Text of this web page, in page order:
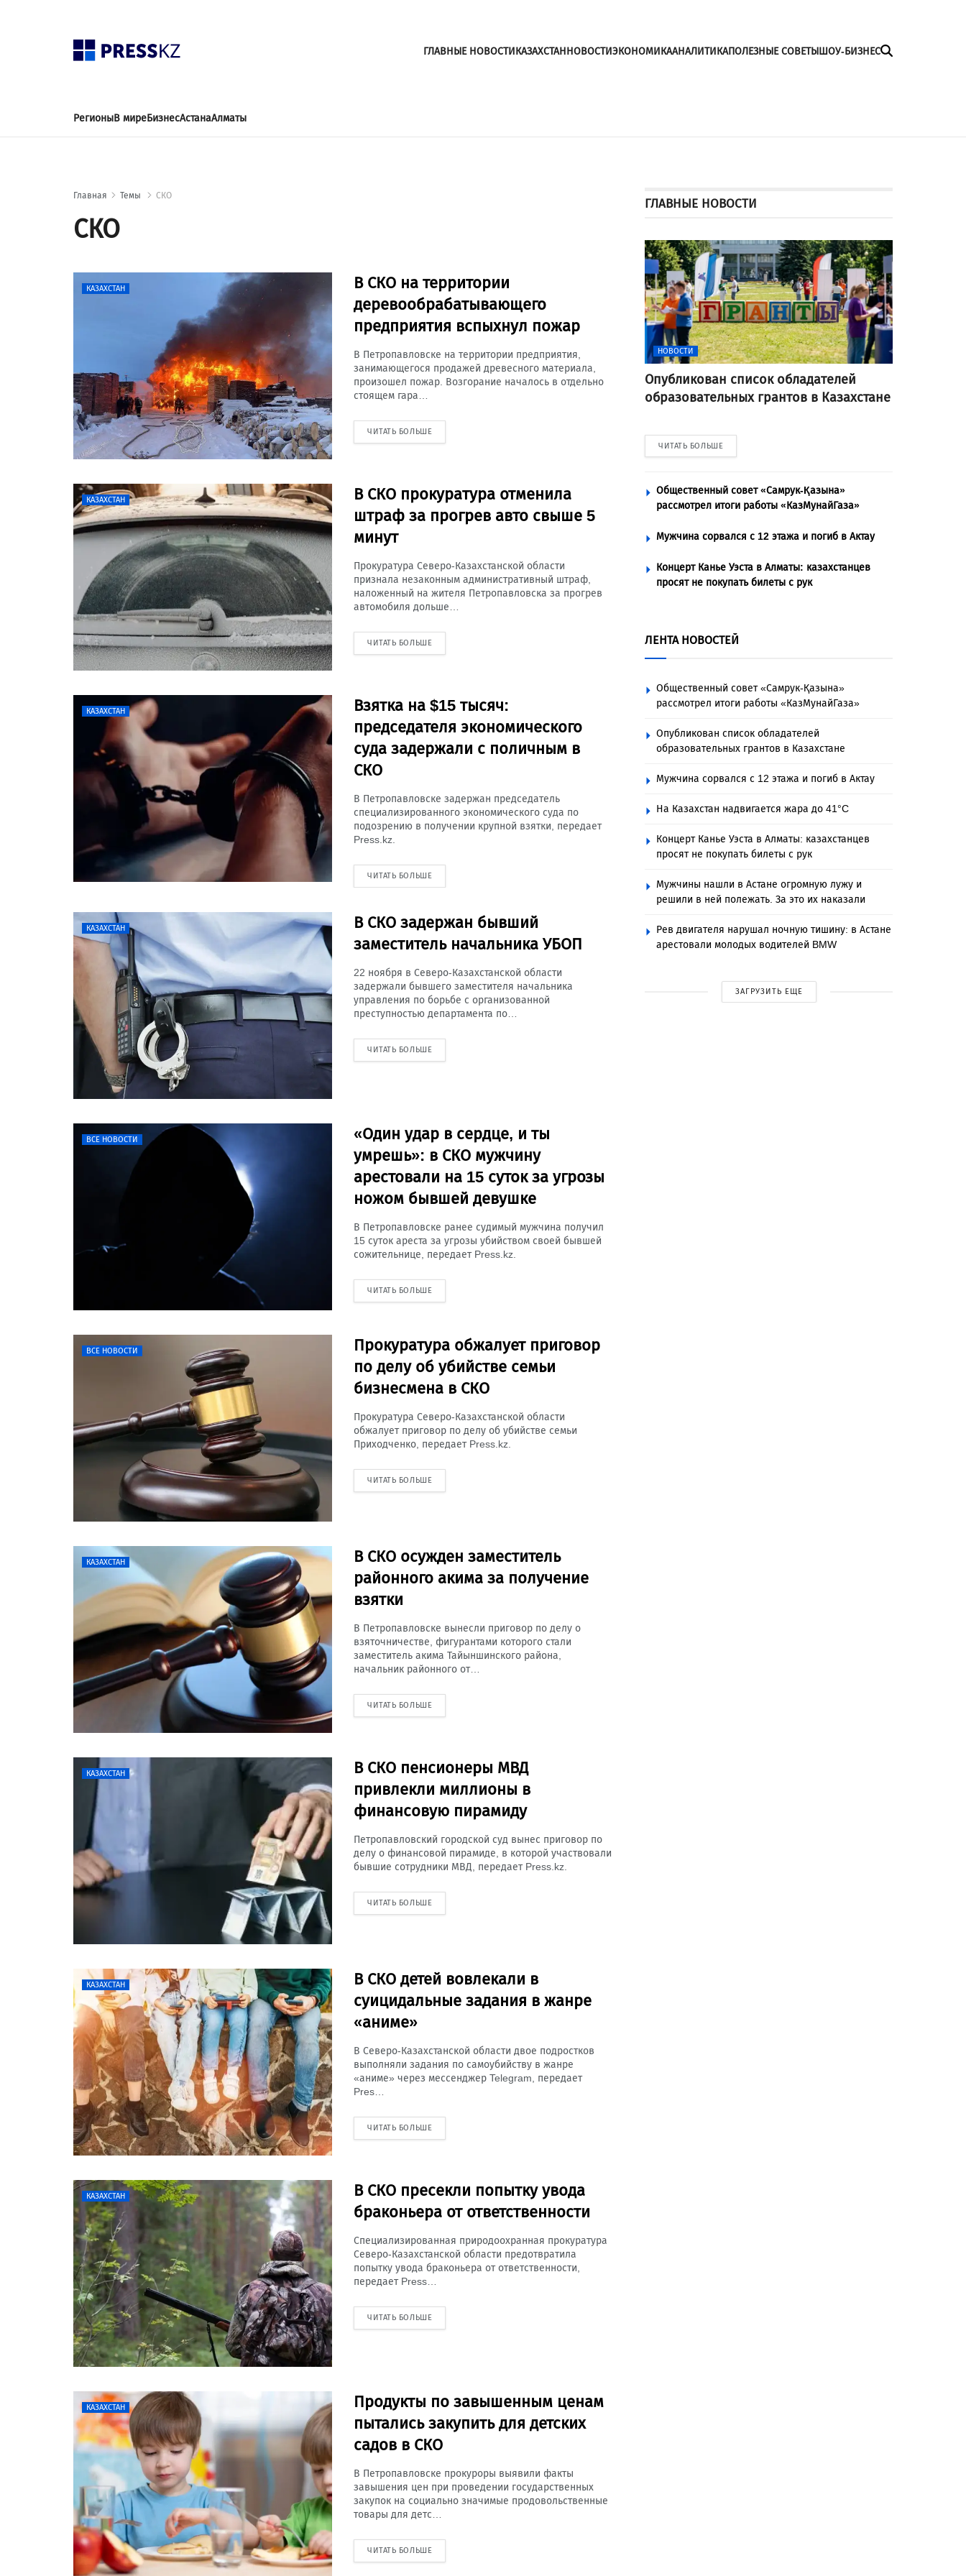
ГЛАВНЫЕ НОВОСТИКАЗАХСТАННОВОСТИЭКОНОМИКААНАЛИТИКАПОЛЕЗНЫЕ СОВЕТЫШОУ-БИЗНЕС
РегионыВ миреБизнесАстанаАлматы
Главная Темы СКО
СКО
КАЗАХСТАН
В СКО на территории
деревообрабатывающего
предприятия вспыхнул пожар
В Петропавловске на территории предприятия,
занимающегося продажей древесного материала,
произошел пожар. Возгорание началось в отдельно
стоящем гара…
ЧИТАТЬ БОЛЬШЕ
КАЗАХСТАН
В СКО прокуратура отменила
штраф за прогрев авто свыше 5
минут
Прокуратура Северо-Казахстанской области
признала незаконным административный штраф,
наложенный на жителя Петропавловска за прогрев
автомобиля дольше…
ЧИТАТЬ БОЛЬШЕ
КАЗАХСТАН
Взятка на $15 тысяч:
председателя экономического
суда задержали с поличным в
СКО
В Петропавловске задержан председатель
специализированного экономического суда по
подозрению в получении крупной взятки, передает
Press.kz.
ЧИТАТЬ БОЛЬШЕ
КАЗАХСТАН
В СКО задержан бывший
заместитель начальника УБОП
22 ноября в Северо-Казахстанской области
задержали бывшего заместителя начальника
управления по борьбе с организованной
преступностью департамента по…
ЧИТАТЬ БОЛЬШЕ
ВСЕ НОВОСТИ
«Один удар в сердце, и ты
умрешь»: в СКО мужчину
арестовали на 15 суток за угрозы
ножом бывшей девушке
В Петропавловске ранее судимый мужчина получил
15 суток ареста за угрозы убийством своей бывшей
сожительнице, передает Press.kz.
ЧИТАТЬ БОЛЬШЕ
ВСЕ НОВОСТИ
Прокуратура обжалует приговор
по делу об убийстве семьи
бизнесмена в СКО
Прокуратура Северо-Казахстанской области
обжалует приговор по делу об убийстве семьи
Приходченко, передает Press.kz.
ЧИТАТЬ БОЛЬШЕ
КАЗАХСТАН
В СКО осужден заместитель
районного акима за получение
взятки
В Петропавловске вынесли приговор по делу о
взяточничестве, фигурантами которого стали
заместитель акима Тайыншинского района,
начальник районного от…
ЧИТАТЬ БОЛЬШЕ
КАЗАХСТАН
В СКО пенсионеры МВД
привлекли миллионы в
финансовую пирамиду
Петропавловский городской суд вынес приговор по
делу о финансовой пирамиде, в которой участвовали
бывшие сотрудники МВД, передает Press.kz.
ЧИТАТЬ БОЛЬШЕ
КАЗАХСТАН
В СКО детей вовлекали в
суицидальные задания в жанре
«аниме»
В Северо-Казахстанской области двое подростков
выполняли задания по самоубийству в жанре
«аниме» через мессенджер Telegram, передает
Pres…
ЧИТАТЬ БОЛЬШЕ
КАЗАХСТАН
В СКО пресекли попытку увода
браконьера от ответственности
Специализированная природоохранная прокуратура
Северо-Казахстанской области предотвратила
попытку увода браконьера от ответственности,
передает Press…
ЧИТАТЬ БОЛЬШЕ
КАЗАХСТАН
Продукты по завышенным ценам
пытались закупить для детских
садов в СКО
В Петропавловске прокуроры выявили факты
завышения цен при проведении государственных
закупок на социально значимые продовольственные
товары для детс…
ЧИТАТЬ БОЛЬШЕ
ГЛАВНЫЕ НОВОСТИ
НОВОСТИ
Опубликован список обладателей
образовательных грантов в Казахстане
ЧИТАТЬ БОЛЬШЕ
Общественный совет «Самрук-Қазына»
рассмотрел итоги работы «КазМунайГаза»
Мужчина сорвался с 12 этажа и погиб в Актау
Концерт Канье Уэста в Алматы: казахстанцев
просят не покупать билеты с рук
ЛЕНТА НОВОСТЕЙ
Общественный совет «Самрук-Қазына»
рассмотрел итоги работы «КазМунайГаза»
Опубликован список обладателей
образовательных грантов в Казахстане
Мужчина сорвался с 12 этажа и погиб в Актау
На Казахстан надвигается жара до 41°C
Концерт Канье Уэста в Алматы: казахстанцев
просят не покупать билеты с рук
Мужчины нашли в Астане огромную лужу и
решили в ней полежать. За это их наказали
Рев двигателя нарушал ночную тишину: в Астане
арестовали молодых водителей BMW
ЗАГРУЗИТЬ ЕЩЕ